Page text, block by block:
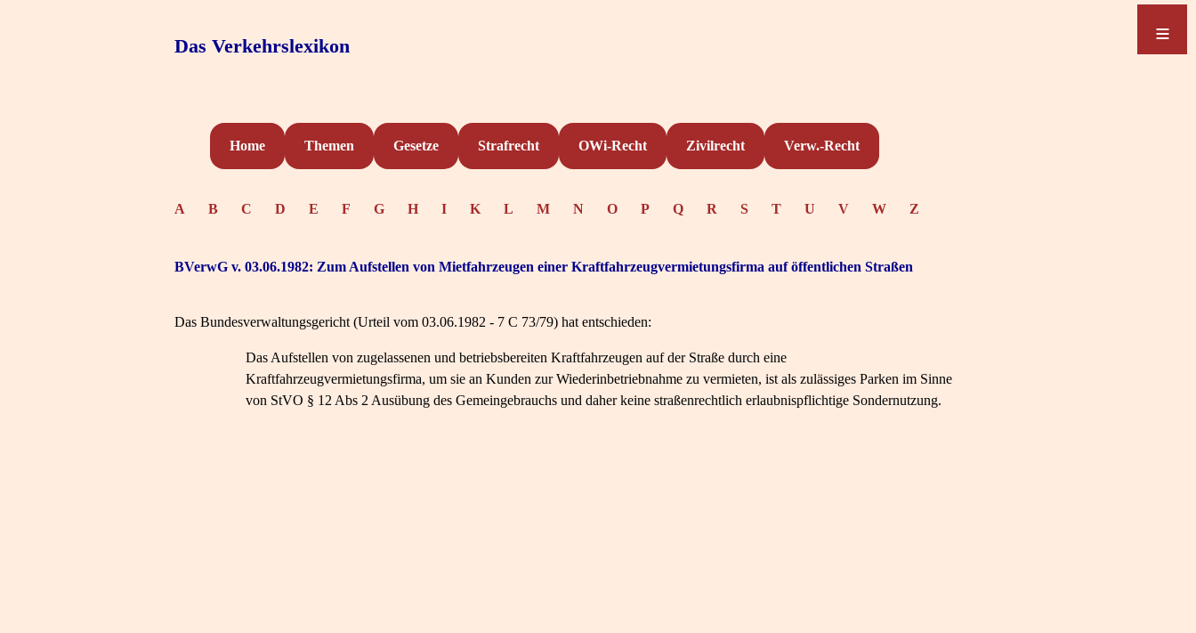
Das Verkehrslexikon
Home Themen Gesetze Strafrecht OWi-Recht Zivilrecht Verw.-Recht
≡
≡
A B C D E F G H I K L M N O P Q R S T U V W Z
BVerwG v. 03.06.1982: Zum Aufstellen von Mietfahrzeugen einer Kraftfahrzeugvermietungsfirma auf öffentlichen Straßen
Das Bundesverwaltungsgericht (Urteil vom 03.06.1982 - 7 C 73/79) hat entschieden:
Das Aufstellen von zugelassenen und betriebsbereiten Kraftfahrzeugen auf der Straße durch eine
Kraftfahrzeugvermietungsfirma, um sie an Kunden zur Wiederinbetriebnahme zu vermieten, ist als zulässiges Parken im Sinne
von StVO § 12 Abs 2 Ausübung des Gemeingebrauchs und daher keine straßenrechtlich erlaubnispflichtige Sondernutzung.